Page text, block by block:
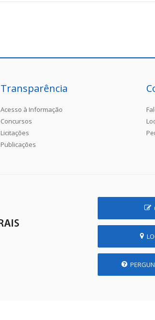
Transparência
Acesso à Informação
Concursos
Licitações
Publicações